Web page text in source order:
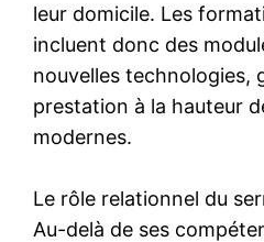
leur domicile. Les
incluent donc des
nouvelles technologies,
prestation à la hauteur
modernes.
Le rôle relationnel du
Au-delà de ses